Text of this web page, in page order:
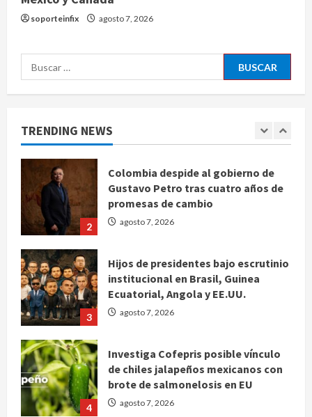
soporteinfix agosto 7, 2026
Buscar:
TRENDING NEWS
agosto 7, 2026
Charlotte FC vs Atlas: Fecha,
horario y canal para ver el partido
2
Gustavo Petro tras cuatro años de
promesas de cambio
agosto 7, 2026
3
institucional en Brasil, Guinea
Ecuatorial, Angola y EE.UU.
agosto 7, 2026
4
de chiles jalapeños mexicanos con
brote de salmonelosis en EU
agosto 7, 2026